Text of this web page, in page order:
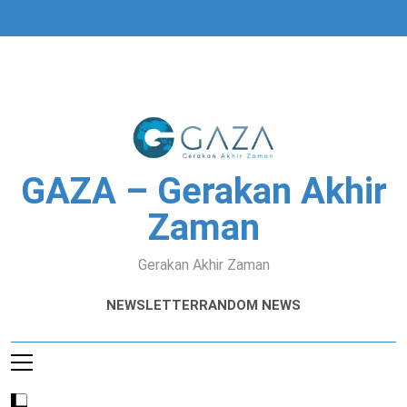
GAZA – Gerakan Akhir
Zaman
Gerakan Akhir Zaman
NEWSLETTERRANDOM NEWS